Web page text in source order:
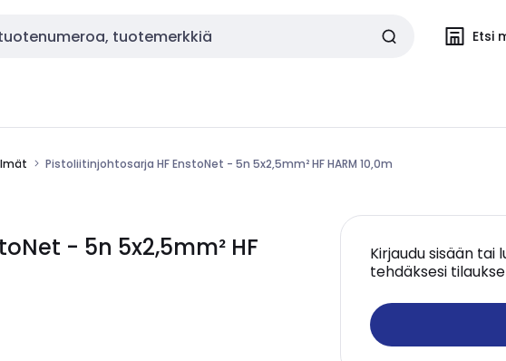
Etsi
Pistoliitinjohtosarja HF EnstoNet - 5n 5x2,5mm² HF HARM 10,0m
- 5n 5x2,5mm² HF
Kirjaudu sisään tai
tehdäksesi